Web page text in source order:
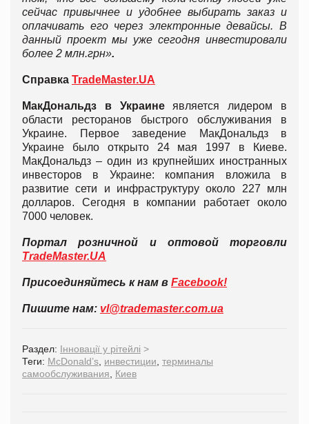
сейчас привычнее и удобнее выбирать заказ и
оплачивать его через электронные девайсы. В
данный проект мы уже сегодня инвестировали
более 2 млн.грн».
Справка TradeMaster.UA
МакДональдз в Украинеявляется лидером в
области ресторанов быстрого обслуживания в
Украине. Первое заведение МакДональдз в
Украине было открыто 24 мая 1997 в Киеве.
МакДональдз – один из крупнейших иностранных
инвесторов в Украине: компания вложила в
развитие сети и инфраструктуру около 227 млн
долларов. Сегодня в компании работает около
7000 человек.
Портал розничной и оптовой торговли
TradeMaster.UA
Присоединяйтесь к нам в Facebook!
Пишите нам: vl@trademaster.com.ua
Раздел: Інновації у рітейлі >
Теги: McDonald’s инвестиции терминалы
самообслуживания
Киев